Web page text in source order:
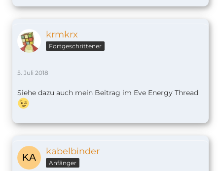
krmkrx
Fortgeschrittener
5. Juli 2018
Siehe dazu auch mein Beitrag im Eve Energy Thread
kabelbinder
Anfänger